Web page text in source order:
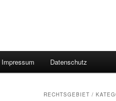
Impressum Datenschutz
RECHTSGEBIET /